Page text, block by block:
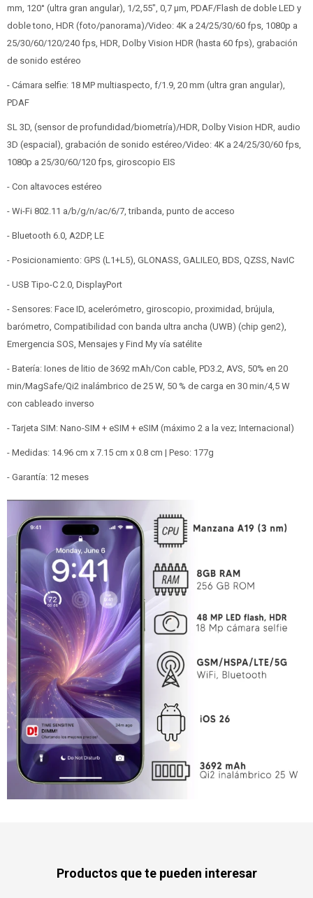
mm, 120° (ultra gran angular), 1/2,55", 0,7 µm, PDAF/Flash de doble LED y
doble tono, HDR (foto/panorama)/Video: 4K a 24/25/30/60 fps, 1080p a
25/30/60/120/240 fps, HDR, Dolby Vision HDR (hasta 60 fps), grabación
de sonido estéreo
- Cámara selfie: 18 MP multiaspecto, f/1.9, 20 mm (ultra gran angular),
PDAF
SL 3D, (sensor de profundidad/biometría)/HDR, Dolby Vision HDR, audio
3D (espacial), grabación de sonido estéreo/Video: 4K a 24/25/30/60 fps,
1080p a 25/30/60/120 fps, giroscopio EIS
- Con altavoces estéreo
- Wi-Fi 802.11 a/b/g/n/ac/6/7, tribanda, punto de acceso
- Bluetooth 6.0, A2DP, LE
- Posicionamiento: GPS (L1+L5), GLONASS, GALILEO, BDS, QZSS, NavIC
- USB Tipo-C 2.0, DisplayPort
- Sensores: Face ID, acelerómetro, giroscopio, proximidad, brújula,
barómetro, Compatibilidad con banda ultra ancha (UWB) (chip gen2),
Emergencia SOS, Mensajes y Find My vía satélite
- Batería: Iones de litio de 3692 mAh/Con cable, PD3.2, AVS, 50% en 20
min/MagSafe/Qi2 inalámbrico de 25 W, 50 % de carga en 30 min/4,5 W
con cableado inverso
- Tarjeta SIM: Nano-SIM + eSIM + eSIM (máximo 2 a la vez; Internacional)
- Medidas: 14.96 cm x 7.15 cm x 0.8 cm | Peso: 177g
- Garantía: 12 meses
Productos que te pueden interesar